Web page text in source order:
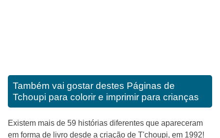
Também vai gostar destes Páginas de
Tchoupi para colorir e imprimir para crianças
Existem mais de 59 histórias diferentes que apareceram
em forma de livro desde a criação de T'choupi, em 1992!